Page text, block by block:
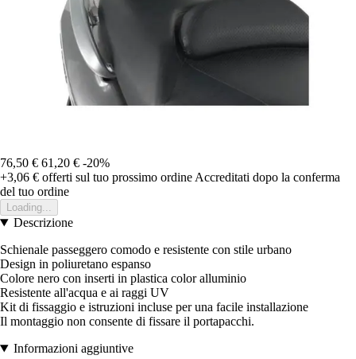
76,50 € 61,20 € -20%
+3,06 € offerti sul tuo prossimo ordine Accreditati dopo la conferma
del tuo ordine
Loading...
Descrizione
Schienale passeggero comodo e resistente con stile urbano
Design in poliuretano espanso
Colore nero con inserti in plastica color alluminio
Resistente all'acqua e ai raggi UV
Kit di fissaggio e istruzioni incluse per una facile installazione
Il montaggio non consente di fissare il portapacchi.
Informazioni aggiuntive